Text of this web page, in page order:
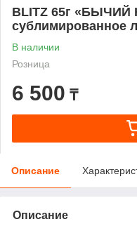
BLITZ 65г «БЫЧИЙ
сублимированное
В наличии
Розница
6 500 ₸
Описание
Описание